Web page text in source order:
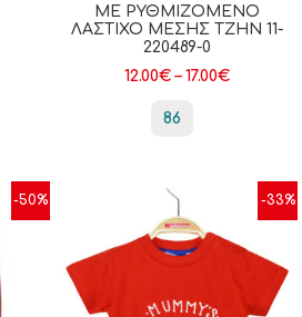
ΜΕ ΡΥΘΜΙΖΌΜΕΝΟ
ΛΆΣΤΙΧΟ ΜΈΣΗΣ ΤΖΗΝ 11-
220489-0
12.00€ – 17.00€
86
-50% -33%